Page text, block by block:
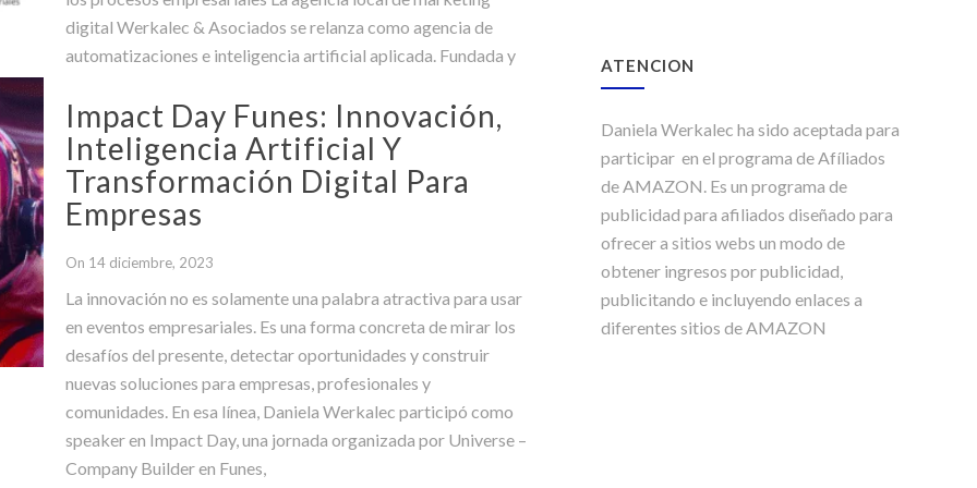
digital Werkalec & Asociados se relanza como agencia de
automatizaciones e inteligencia artificial aplicada. Fundada y
Impact Day Funes: Innovación,
Inteligencia Artificial Y
Transformación Digital Para
Empresas
On 14 diciembre, 2023
La innovación no es solamente una palabra atractiva para usar
en eventos empresariales. Es una forma concreta de mirar los
desafíos del presente, detectar oportunidades y construir
nuevas soluciones para empresas, profesionales y
comunidades. En esa línea, Daniela Werkalec participó como
speaker en Impact Day, una jornada organizada por Universe –
Company Builder en Funes,
ATENCION
Daniela Werkalec ha sido aceptada para
participar en el programa de Afíliados
de AMAZON. Es un programa de
publicidad para afiliados diseñado para
ofrecer a sitios webs un modo de
obtener ingresos por publicidad,
publicitando e incluyendo enlaces a
diferentes sitios de AMAZON